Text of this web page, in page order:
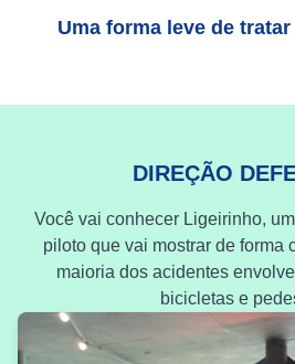
Uma forma leve de
DIREÇÃO
Você vai conhecer Ligeirinho,
piloto que vai mostrar de forma
maioria dos acidentes
bicicletas e